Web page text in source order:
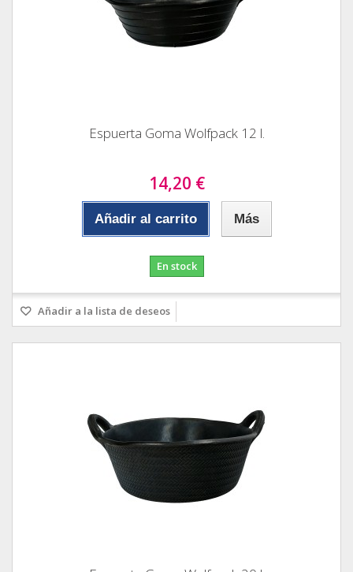
Espuerta Goma Wolfpack 12 l.
14,20 €
Añadir al carrito Más
En stock
Añadir a la lista de deseos